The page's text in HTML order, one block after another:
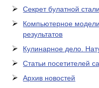
Секрет булатной стали
Компьютерное
результатов
Кулинарное дело.
Статьи посетителей
Архив новостей